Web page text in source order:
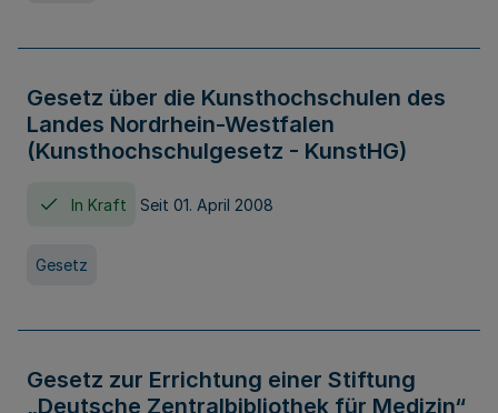
Gesetz über die Kunsthochschulen des
Landes Nordrhein-Westfalen
(Kunsthochschulgesetz - KunstHG)
In Kraft Seit 01. April 2008
Gesetz
Gesetz zur Errichtung einer Stiftung
„Deutsche Zentralbibliothek für Medizin“